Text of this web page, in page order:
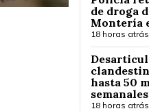
de droga
Montería
18 horas atrás
hasta 50
18 horas atrás